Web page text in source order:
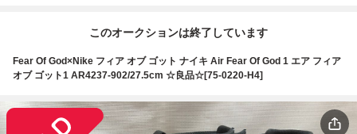
このオークションは終了しています
Fear Of God×Nike フィア オブ ゴット ナイキ Air Fear Of God 1 エア フィア
オブ ゴット1 AR4237-902/27.5cm ☆良品☆[75-0220-H4]